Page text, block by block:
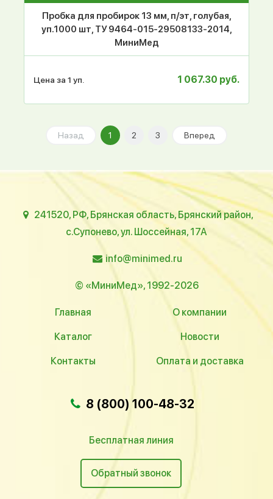
Пробка для пробирок 13 мм, п/эт, голубая,
уп.1000 шт, ТУ 9464-015-29508133-2014,
МиниМед
Цена за 1 уп. 1 067.30 руб.
Назад 1 2 3 Вперед
241520, РФ, Брянская область, Брянский район,
с.Супонево, ул. Шоссейная, 17А
info@minimed.ru
© «МиниМед», 1992-2026
Главная О компании
Каталог Новости
Контакты Оплата и доставка
8 (800) 100-48-32
Бесплатная линия
Обратный звонок